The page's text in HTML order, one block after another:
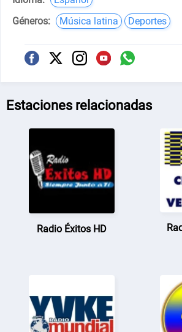
Géneros:
Música latina Deportes
Estaciones relacionadas
Radio Éxitos HD